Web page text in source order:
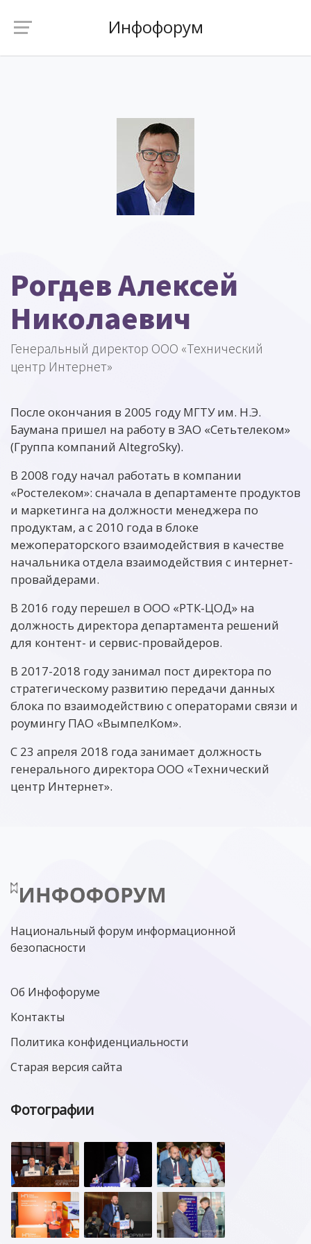
Инфофорум
Рогдев Алексей
Николаевич
Генеральный директор ООО «Технический
центр Интернет»
После окончания в 2005 году МГТУ им. Н.Э.
Баумана пришел на работу в ЗАО «Сетьтелеком»
(Группа компаний AltegroSky).
В 2008 году начал работать в компании
«Ростелеком»: сначала в департаменте продуктов
и маркетинга на должности менеджера по
продуктам, а с 2010 года в блоке
межоператорского взаимодействия в качестве
начальника отдела взаимодействия с интернет-
провайдерами.
В 2016 году перешел в ООО «РТК-ЦОД» на
должность директора департамента решений
для контент- и сервис-провайдеров.
В 2017-2018 году занимал пост директора по
стратегическому развитию передачи данных
блока по взаимодействию с операторами связи и
роумингу ПАО «ВымпелКом».
С 23 апреля 2018 года занимает должность
генерального директора ООО «Технический
центр Интернет».
Национальный форум информационной
безопасности
Об Инфофоруме
Контакты
Политика конфиденциальности
Старая версия сайта
Фотографии